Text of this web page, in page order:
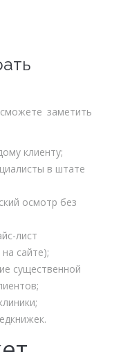
заметить
клиенту;
в штате
осмотр без
лист
сайте);
существенной